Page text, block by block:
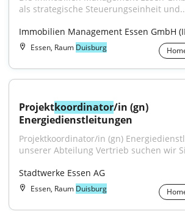
als strategische Steuerungseinheit
Immobilien Management Essen GmbH
Essen, Raum Duisburg
Projektkoordinator/in (gn)
Energiedienstleitungen
Projektkoordinator/in (gn)
unserer Abteilung Vertrieb suchen wir
Stadtwerke Essen AG
Essen, Raum Duisburg